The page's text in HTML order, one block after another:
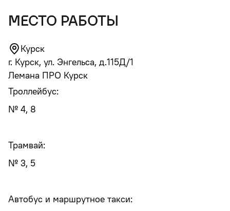
место работы
Курск
г. Курск, ул. Энгельса, д.115Д/1
Лемана ПРО Курск
Троллейбус:
№ 4, 8
Трамвай:
№ 3, 5
Автобус и маршрутное такси: